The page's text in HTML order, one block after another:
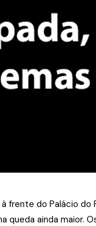
do Palácio do
queda ainda maior.